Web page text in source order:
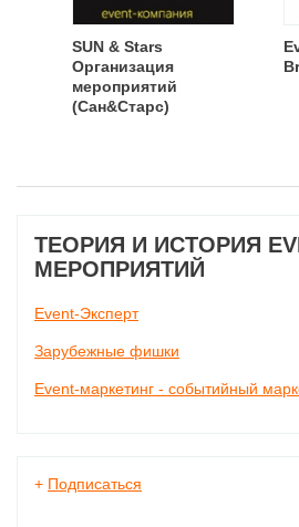
SUN & Stars
Организация
мероприятий
(Сан&Старс)
ТЕОРИЯ И ИСТОРИЯ
МЕРОПРИЯТИЙ
Event-Эксперт
Зарубежные фишки
Event-маркетинг - событийный
+ Подписаться